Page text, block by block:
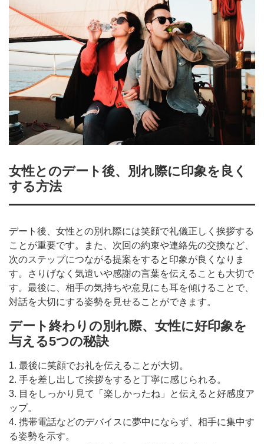
女性とのデート後、別れ際に印象を良く
する方法
デート後、女性との別れ際には笑顔で礼儀正しく挨拶する
ことが重要です。また、次回の約束や連絡先の交換など、
次のステップにつながる提案をすると印象が良くなりま
す。さりげなく気遣いや感謝の言葉を伝えることも大切で
す。最後に、相手の気持ちや意見にも耳を傾けることで、
対話を大切にする姿勢を見せることができます。
デート終わりの別れ際、女性に好印象を
与える5つの秘訣
1. 最後に笑顔でお礼を伝えることが大切。
2. 手を差し出して挨拶をすると丁寧に感じられる。
3. 目をしっかり見て「楽しかったね」と伝えると好感度ア
ップ。
4. 携帯電話などのデバイスに夢中にならず、相手に集中す
る姿勢を示す。